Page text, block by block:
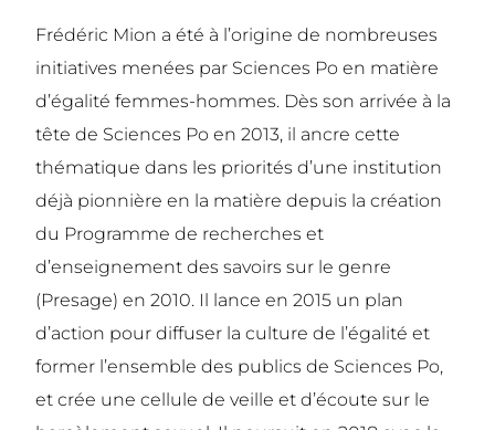
Frédéric Mion a été à l’origine de nombreuses
initiatives menées par Sciences Po en matière
d’égalité femmes-hommes. Dès son arrivée à la
tête de Sciences Po en 2013, il ancre cette
thématique dans les priorités d’une institution
déjà pionnière en la matière depuis la création
du Programme de recherches et
d’enseignement des savoirs sur le genre
(Presage) en 2010. Il lance en 2015 un plan
d’action pour diffuser la culture de l’égalité et
former l’ensemble des publics de Sciences Po,
et crée une cellule de veille et d’écoute sur le